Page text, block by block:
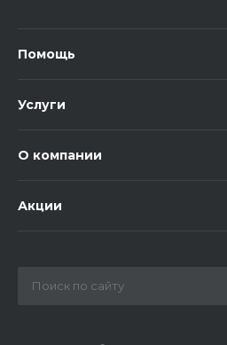
Помощь
Услуги
О компании
Акции